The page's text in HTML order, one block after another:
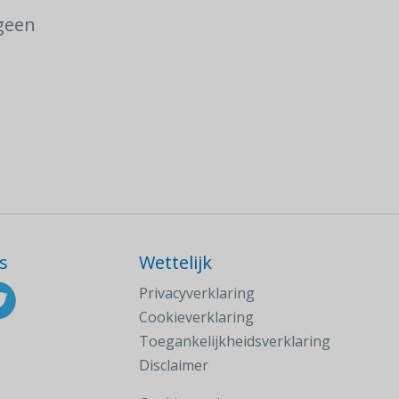
Wettelijk
Privacyverklaring
Cookieverklaring
Toegankelijkheidsverklaring
Disclaimer